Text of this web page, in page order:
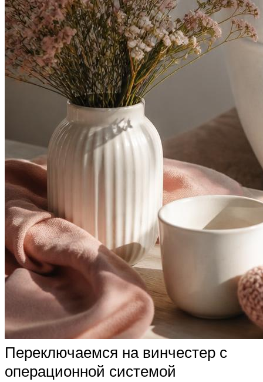
Переключаемся на винчестер с
операционной системой